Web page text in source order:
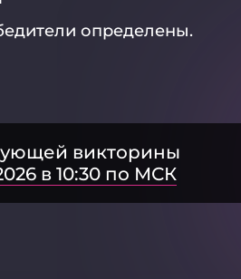
определены.
викторины
в 10:30 по МСК